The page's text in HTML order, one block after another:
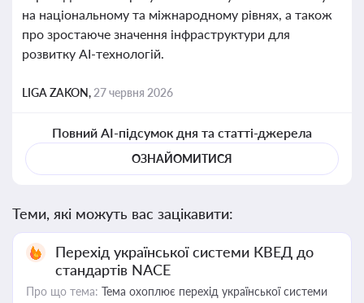
на національному та міжнародному рівнях, а також
про зростаюче значення інфраструктури для
розвитку AI-технологій.
LIGA ZAKON, 27 червня 2026
Повний AI-підсумок дня та статті-джерела
ОЗНАЙОМИТИСЯ
Теми, які можуть вас зацікавити:
Перехід української системи КВЕД до
стандартів NACE
Про що тема: Тема охоплює перехід української системи